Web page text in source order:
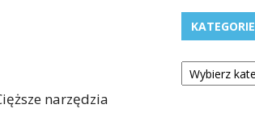
narzędzia
KATEGORIE
Kategorie